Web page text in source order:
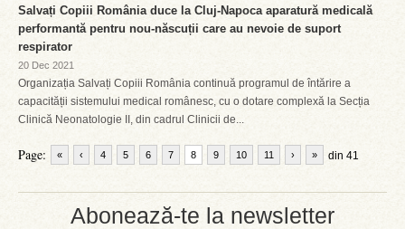
Abonează-te la newsletter
Salvați Copiii România duce la Cluj-Napoca aparatură medicală
performantă pentru nou-născuții care au nevoie de suport
respirator
20 Dec 2021
Organizația Salvați Copiii România continuă programul de întărire a
capacității sistemului medical românesc, cu o dotare complexă la Secția
Clinică Neonatologie II, din cadrul Clinicii de...
Page: « ‹ 4 5 6 7 8 9 10 11 din 41
› »